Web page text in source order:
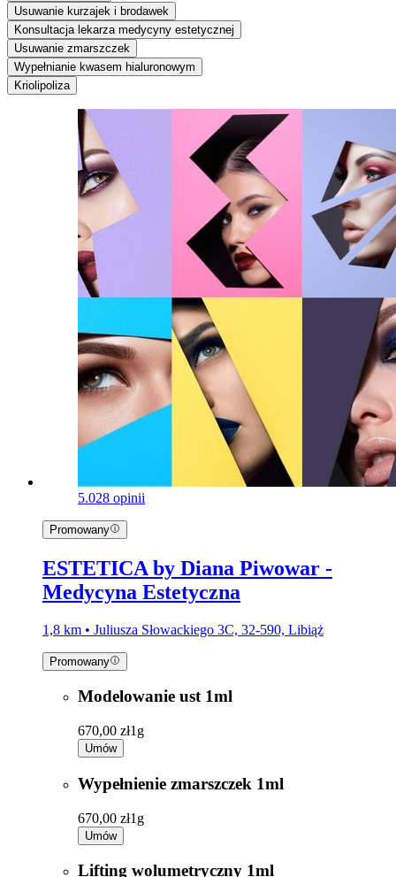
Usuwanie kurzajek i brodawek
Konsultacja lekarza medycyny estetycznej
Usuwanie zmarszczek
Wypełnianie kwasem hialuronowym
Kriolipoliza
5.028 opinii
Promowany
ESTETICA by Diana Piwowar -
Medycyna Estetyczna
1,8 km • Juliusza Słowackiego 3C, 32-590, Libiąż
Promowany
Modelowanie ust 1ml
670,00 zł1g
Umów
Wypełnienie zmarszczek 1ml
670,00 zł1g
Umów
Lifting wolumetryczny 1ml